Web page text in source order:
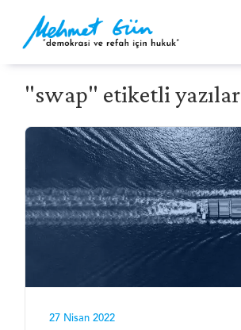
"swap" etiketli yazılar
27 Nisan 2022